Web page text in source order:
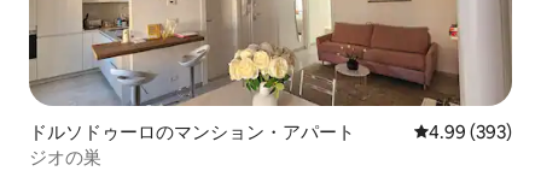
ドルソドゥーロのマンション・アパート レビュー393
4.99 (393)
ジオの巣